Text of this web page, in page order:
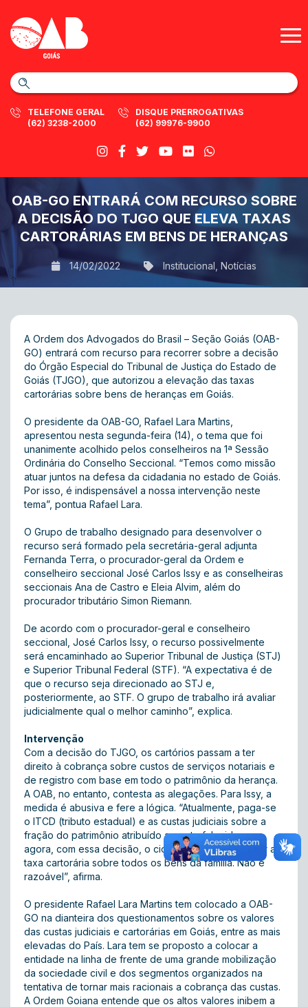
TELEFONE GERAL
(62) 3238-2000
DISQUE PRERROGATIVAS
(62) 99976-9900
OAB-GO ENTRARÁ COM RECURSO SOBRE
A DECISÃO DO TJGO QUE ELEVA TAXAS
CARTORÁRIAS EM BENS DE HERANÇAS
14/02/2022 Institucional Notícias
A Ordem dos Advogados do Brasil – Seção Goiás (OAB-
GO) entrará com recurso para recorrer sobre a decisão
do Órgão Especial do Tribunal de Justiça do Estado de
Goiás (TJGO), que autorizou a elevação das taxas
cartorárias sobre bens de heranças em Goiás.
O presidente da OAB-GO, Rafael Lara Martins,
apresentou nesta segunda-feira (14), o tema que foi
unanimente acolhido pelos conselheiros na 1ª Sessão
Ordinária do Conselho Seccional. “Temos como missão
atuar juntos na defesa da cidadania no estado de Goiás.
Por isso, é indispensável a nossa intervenção neste
tema”, pontua Rafael Lara.
O Grupo de trabalho designado para desenvolver o
recurso será formado pela secretária-geral adjunta
Fernanda Terra, o procurador-geral da Ordem e
conselheiro seccional José Carlos Issy e as conselheiras
seccionais Ana de Castro e Eleia Alvim, além do
procurador tributário Simon Riemann.
De acordo com o procurador-geral e conselheiro
seccional, José Carlos Issy, o recurso possivelmente
será encaminhado ao Superior Tribunal de Justiça (STJ)
e Superior Tribunal Federal (STF). “A expectativa é de
que o recurso seja direcionado ao STJ e,
posteriormente, ao STF. O grupo de trabalho irá avaliar
judicialmente qual o melhor caminho”, explica.
Intervenção
Com a decisão do TJGO, os cartórios passam a ter
direito à cobrança sobre custos de serviços notariais e
de registro com base em todo o patrimônio da herança.
A OAB, no entanto, contesta as alegações. Para Issy, a
medida é abusiva e fere a lógica. “Atualmente, paga-se
o ITCD (tributo estadual) e as custas judiciais sobre a
fração do patrimônio atribuído ao ente falecido, mas
agora, com essa decisão, o cidadão terá de recolher a
taxa cartorária sobre todos os bens da família. Não é
razoável”, afirma.
O presidente Rafael Lara Martins tem colocado a OAB-
GO na dianteira dos questionamentos sobre os valores
das custas judiciais e cartorárias em Goiás, entre as mais
elevadas do País. Lara tem se proposto a colocar a
entidade na linha de frente de uma grande mobilização
da sociedade civil e dos segmentos organizados na
tentativa de tornar mais racionais a cobrança das custas.
A Ordem Goiana entende que os altos valores inibem a